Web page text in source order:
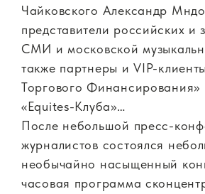
Чайковского Александр
представители российских и
СМИ и московской
также партнеры и VIP-
Торгового Финансирования»
«Equites-Клуба»…
После небольшой пресс-
журналистов состоялся
необычайно насыщенный
часовая программа